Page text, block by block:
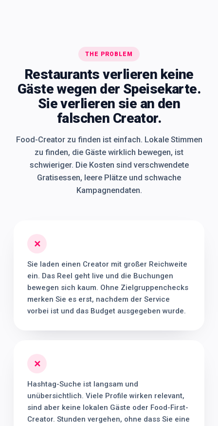
THE PROBLEM
Restaurants verlieren keine
Gäste wegen der Speisekarte.
Sie verlieren sie an den
falschen Creator.
Food-Creator zu finden ist einfach. Lokale Stimmen
zu finden, die Gäste wirklich bewegen, ist
schwieriger. Die Kosten sind verschwendete
Gratisessen, leere Plätze und schwache
Kampagnendaten.
✕
Sie laden einen Creator mit großer Reichweite
ein. Das Reel geht live und die Buchungen
bewegen sich kaum. Ohne Zielgruppenchecks
merken Sie es erst, nachdem der Service
vorbei ist und das Budget ausgegeben wurde.
✕
Hashtag-Suche ist langsam und
unübersichtlich. Viele Profile wirken relevant,
sind aber keine lokalen Gäste oder Food-First-
Creator. Stunden vergehen, ohne dass Sie eine